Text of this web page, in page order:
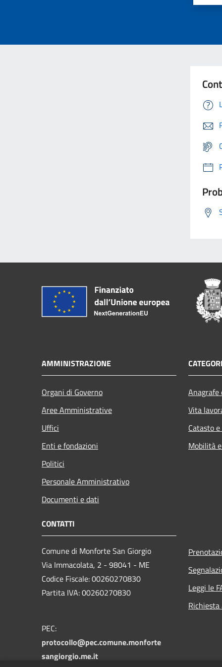
AMMINISTRAZIONE
Organi di Governo
Aree Amministrative
Uffici
Enti e fondazioni
Politici
Personale Amministrativo
Documenti e dati
Vita
Catasto
Mobilità
CONTATTI
Comune di Monforte San Giorgio
Via Immacolata, 2 - 98041 - ME
Codice Fiscale: 00260270830
Partita IVA: 00260270830
PEC:
protocollo@pec.comune.monforte
sangiorgio.me.it
Leggi le